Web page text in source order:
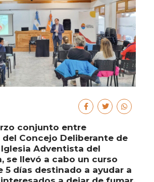
conjunto entre
del Concejo Deliberante de
Adventista del
se llevó a cabo un curso
5 días destinado a ayudar a